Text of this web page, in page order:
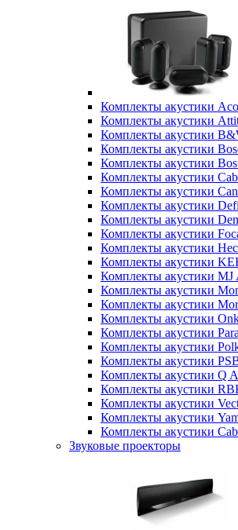
Комплекты акустики
Комплекты акустики
Комплекты акустики
Комплекты акустики
Комплекты акустики
Комплекты акустики
Комплекты акустики
Комплекты акустики
Комплекты акустики
Комплекты акустики
Комплекты акустики
Комплекты акустики
Комплекты акустики MJ
Комплекты акустики
Комплекты акустики
Комплекты акустики
Комплекты акустики
Комплекты акустики
Комплекты акустики
Комплекты акустики Q
Комплекты акустики
Комплекты акустики
Комплекты акустики
Комплекты акустики
Звуковые проекторы